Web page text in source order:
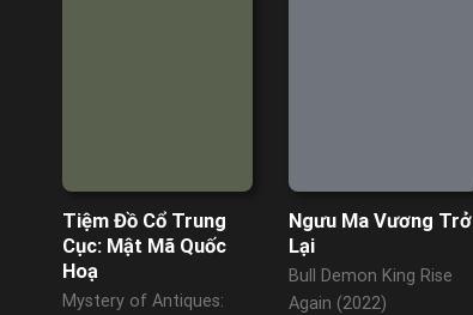
Tiệm Đồ Cổ Trung
Cục: Mật Mã Quốc
Hoạ
Mystery of Antiques:
Ngưu Ma Vương Trở
Lại
Bull Demon King Rise
Again (2022)